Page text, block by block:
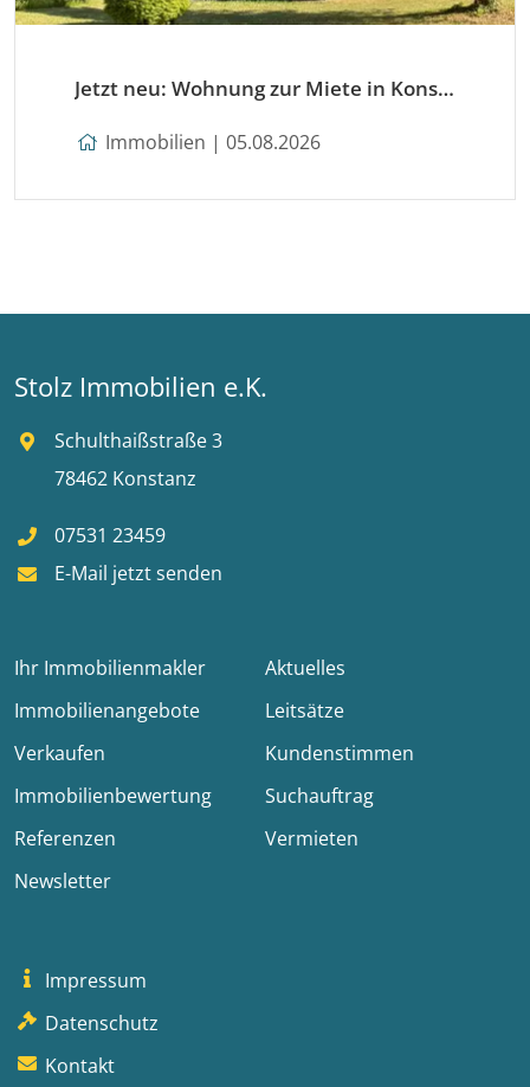
Jetzt neu: Wohnung zur Miete in Konstanz
Immobilien | 05.08.2026
Stolz Immobilien e.K.
Schulthaißstraße 3
78462 Konstanz
07531 23459
E-Mail jetzt senden
Ihr Immobilienmakler
Aktuelles
Immobilienangebote
Leitsätze
Verkaufen
Kundenstimmen
Immobilienbewertung
Suchauftrag
Referenzen
Vermieten
Newsletter
Impressum
Datenschutz
Kontakt